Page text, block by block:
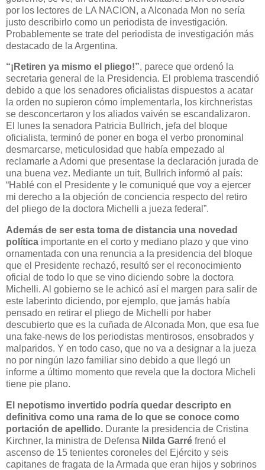
por los lectores de LA NACION, a Alconada Mon no sería
justo describirlo como un periodista de investigación.
Probablemente se trate del periodista de investigación más
destacado de la Argentina.
“¡Retiren ya mismo el pliego!”, parece que ordenó la
secretaria general de la Presidencia. El problema trascendió
debido a que los senadores oficialistas dispuestos a acatar
la orden no supieron cómo implementarla, los kirchneristas
se desconcertaron y los aliados vaivén se escandalizaron.
El lunes la senadora Patricia Bullrich, jefa del bloque
oficialista, terminó de poner en boga el verbo pronominal
desmarcarse, meticulosidad que había empezado al
reclamarle a Adorni que presentase la declaración jurada de
una buena vez. Mediante un tuit, Bullrich informó al país:
“Hablé con el Presidente y le comuniqué que voy a ejercer
mi derecho a la objeción de conciencia respecto del retiro
del pliego de la doctora Michelli a jueza federal”.
Además de ser esta toma de distancia una novedad
política importante en el corto y mediano plazo y que vino
ornamentada con una renuncia a la presidencia del bloque
que el Presidente rechazó, resultó ser el reconocimiento
oficial de todo lo que se vino diciendo sobre la doctora
Michelli. Al gobierno se le achicó así el margen para salir de
este laberinto diciendo, por ejemplo, que jamás había
pensado en retirar el pliego de Michelli por haber
descubierto que es la cuñada de Alconada Mon, que esa fue
una fake-news de los periodistas mentirosos, ensobrados y
malparidos. Y en todo caso, que no va a designar a la jueza
no por ningún lazo familiar sino debido a que llegó un
informe a último momento que revela que la doctora Micheli
tiene pie plano.
El nepotismo invertido podría quedar descripto en
definitiva como una rama de lo que se conoce como
portación de apellido. Durante la presidencia de Cristina
Kirchner, la ministra de Defensa Nilda Garré frenó el
ascenso de 15 tenientes coroneles del Ejército y seis
capitanes de fragata de la Armada que eran hijos y sobrinos